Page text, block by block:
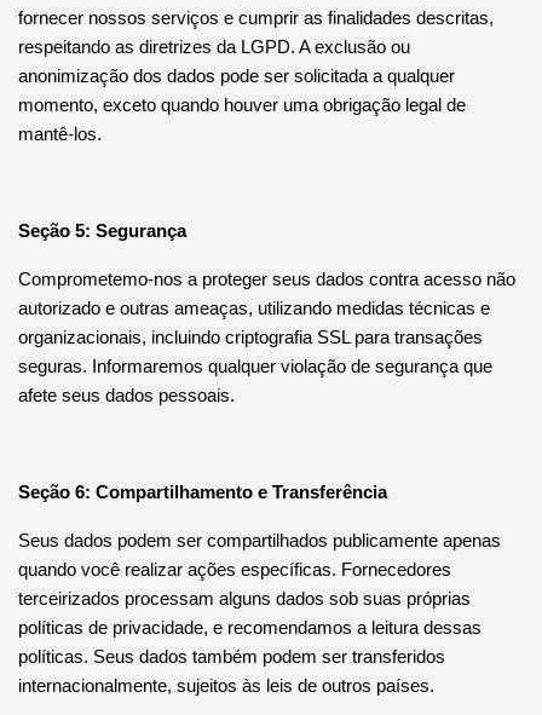
fornecer nossos serviços e cumprir as finalidades descritas,
respeitando as diretrizes da LGPD. A exclusão ou
anonimização dos dados pode ser solicitada a qualquer
momento, exceto quando houver uma obrigação legal de
mantê-los.
Seção 5: Segurança
Comprometemo-nos a proteger seus dados contra acesso não
autorizado e outras ameaças, utilizando medidas técnicas e
organizacionais, incluindo criptografia SSL para transações
seguras. Informaremos qualquer violação de segurança que
afete seus dados pessoais.
Seção 6: Compartilhamento e Transferência
Seus dados podem ser compartilhados publicamente apenas
quando você realizar ações específicas. Fornecedores
terceirizados processam alguns dados sob suas próprias
políticas de privacidade, e recomendamos a leitura dessas
políticas. Seus dados também podem ser transferidos
internacionalmente, sujeitos às leis de outros países.